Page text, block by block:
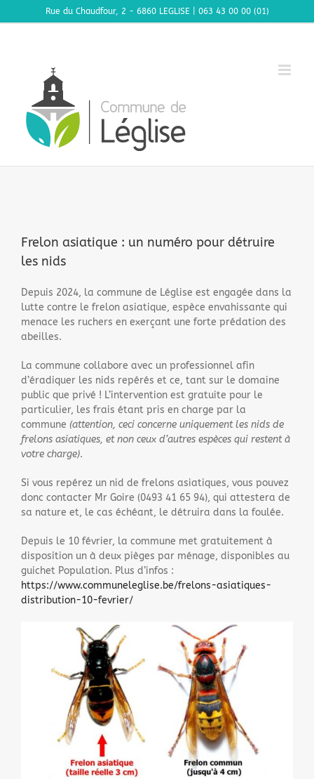
au
Rue du Chaudfour, 2 - 6860 LEGLISE | 063 43 00 00 (01)
Frelon asiatique : un numéro pour détruire
les nids
Depuis 2024, la commune de Léglise est engagée dans la
lutte contre le frelon asiatique, espèce envahissante qui
menace les ruchers en exerçant une forte prédation des
abeilles.
La commune collabore avec un professionnel afin
d’éradiquer les nids repérés et ce, tant sur le domaine
public que privé ! L’intervention est gratuite pour le
particulier, les frais étant pris en charge par la
commune (attention, ceci concerne uniquement les nids de
frelons asiatiques, et non ceux d’autres espèces qui restent à
votre charge).
Si vous repérez un nid de frelons asiatiques, vous pouvez
donc contacter Mr Goire (0493 41 65 94), qui attestera de
sa nature et, le cas échéant, le détruira dans la foulée.
Depuis le 10 février, la commune met gratuitement à
disposition un à deux pièges par ménage, disponibles au
guichet Population. Plus d’infos :
https://www.communeleglise.be/frelons-asiatiques-
distribution-10-fevrier/